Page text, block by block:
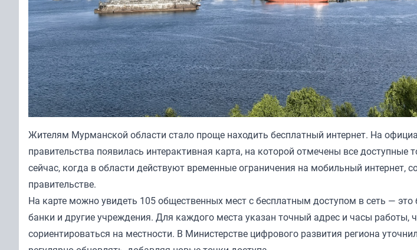
Жителям Мурманской области стало проще находить бесплатный интернет. На
правительства появилась интерактивная карта, на которой отмечены все доступные
сейчас, когда в области действуют временные ограничения на мобильный интернет,
правительстве.
На карте можно увидеть 105 общественных мест с бесплатным доступом в сеть — это
банки и другие учреждения. Для каждого места указан точный адрес и часы работы,
сориентироваться на местности. В Министерстве цифрового развития региона